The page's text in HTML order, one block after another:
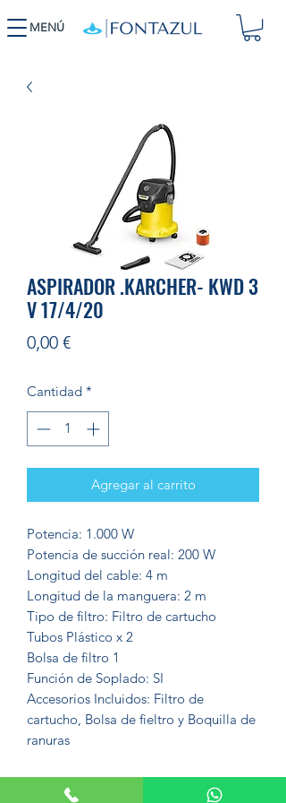
MENÚ
ASPIRADOR .KARCHER- KWD 3
V 17/4/20
0,00 €Precio
Cantidad *
Agregar al carrito
Potencia: 1.000 W
Potencia de succión real: 200 W
Longitud del cable: 4 m
Longitud de la manguera: 2 m
Tipo de filtro: Filtro de cartucho
Tubos Plástico x 2
Bolsa de filtro 1
Función de Soplado: SI
Accesorios Incluidos: Filtro de
cartucho, Bolsa de fieltro y Boquilla de
ranuras